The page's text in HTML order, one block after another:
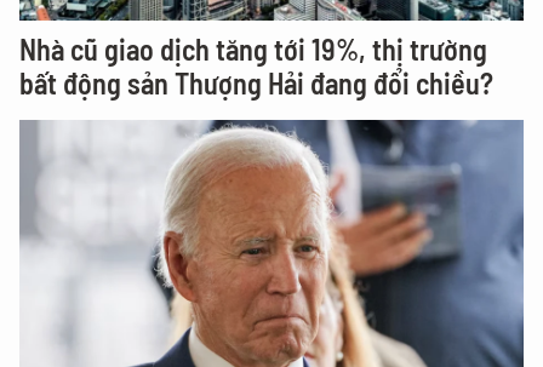
Nhà cũ giao dịch tăng tới 19%, thị trường
bất động sản Thượng Hải đang đổi chiều?